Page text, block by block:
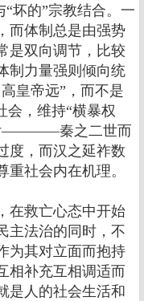
“坏的”宗教结合。一
而体制总是由强势
是双向调节，比较
制力量强则倾向统
皇帝远”，而不是
会，维持“横暴权
――――秦之二世而
度，而汉之延祚数
社会内在机理。
在救亡心态中开始
主法治的同时，不
为其对立面而抱持
相补充互相调适而
是人的社会生活和